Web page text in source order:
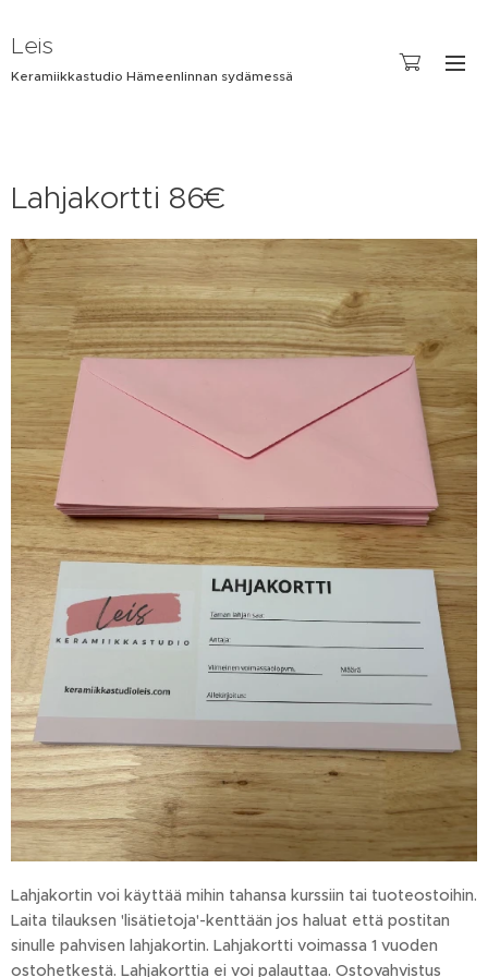
Leis
Keramiikkastudio Hämeenlinnan sydämessä
Lahjakortti 86€
Lahjakortin voi käyttää mihin tahansa kurssiin tai tuoteostoihin.
Laita tilauksen 'lisätietoja'-kenttään jos haluat että postitan
sinulle pahvisen lahjakortin. Lahjakortti voimassa 1 vuoden
ostohetkestä. Lahjakorttia ei voi palauttaa. Ostovahvistus